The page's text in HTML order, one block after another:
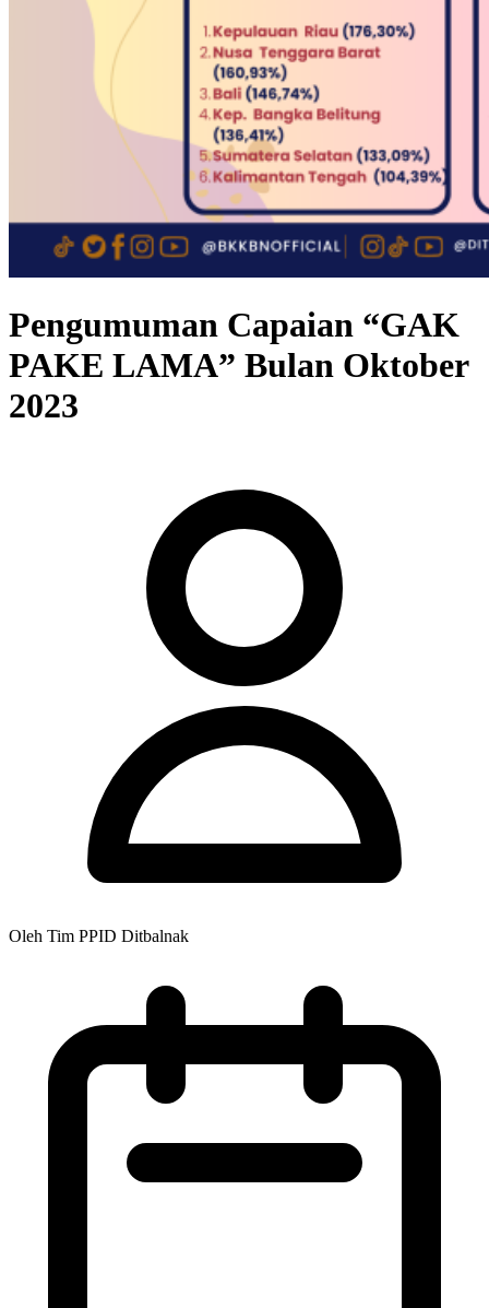
Pengumuman Capaian “GAK
PAKE LAMA” Bulan Oktober
2023
Oleh Tim PPID Ditbalnak